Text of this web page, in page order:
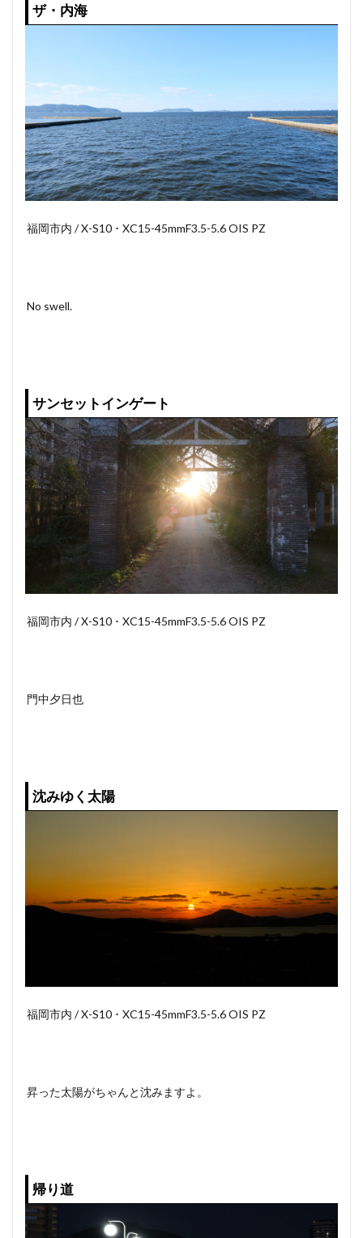
ザ・内海
福岡市内 / X-S10 ･ XC15-45mmF3.5-5.6 OIS PZ
No swell.
サンセットインゲート
福岡市内 / X-S10 ･ XC15-45mmF3.5-5.6 OIS PZ
門中夕日也
沈みゆく太陽
福岡市内 / X-S10 ･ XC15-45mmF3.5-5.6 OIS PZ
昇った太陽がちゃんと沈みますよ。
帰り道